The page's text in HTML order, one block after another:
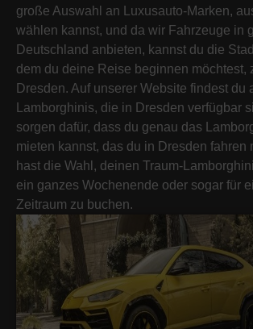
große Auswahl an Luxusauto-Marken,
wählen kannst, und da wir Fahrzeuge in
Deutschland anbieten, kannst du die
dem du deine Reise beginnen möchtest,
Dresden. Auf unserer Website findest du
Lamborghinis, die in Dresden verfügbar
sorgen dafür, dass du genau das
mieten kannst, das du in Dresden fahren
hast die Wahl, deinen Traum-
ein ganzes Wochenende oder sogar für
Zeitraum zu buchen.